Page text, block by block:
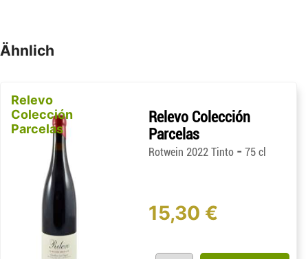
Ähnlich
Relevo
Colección
Parcelas
Relevo Colección
Parcelas
Rotwein 2022 Tinto -75 cl
15,30 €